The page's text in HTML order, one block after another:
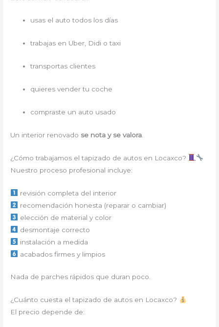
usas el auto todos los días
trabajas en Uber, Didi o taxi
transportas clientes
quieres vender tu coche
compraste un auto usado
Un interior renovado se nota y se valora
¿Cómo trabajamos el tapizado de autos en Locaxco?
Nuestro proceso profesional incluye:
revisión completa del interior
recomendación honesta (reparar o cambiar)
elección de material y color
desmontaje correcto
instalación a medida
acabados firmes y limpios
Nada de parches rápidos que duran poco.
¿Cuánto cuesta el tapizado de autos en Locaxco?
El precio depende de: